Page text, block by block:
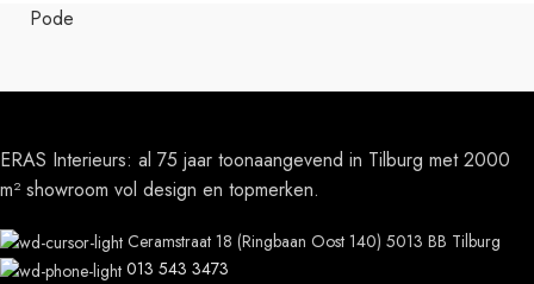
Pode
ERAS Interieurs: al 75 jaar toonaangevend in Tilburg met 2000
m² showroom vol design en topmerken.
Ceramstraat 18 (Ringbaan Oost 140) 5013 BB Tilburg
013 543 3473